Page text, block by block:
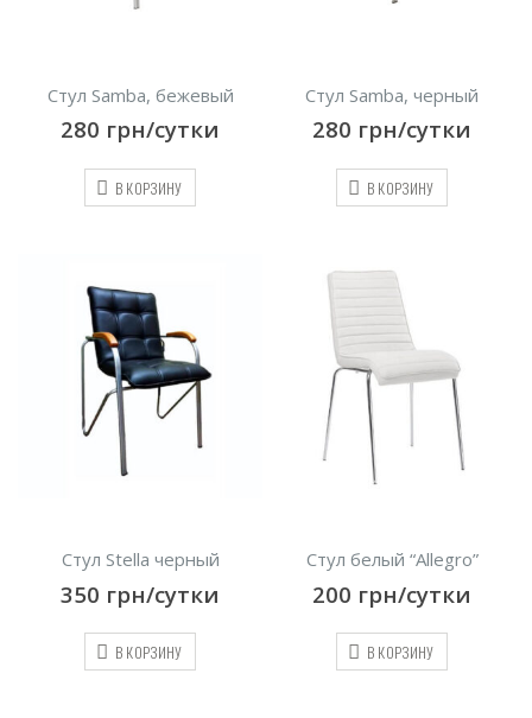
Стул Samba, бежевый
280 грн/сутки
В КОРЗИНУ
Стул Samba, черный
280 грн/сутки
В КОРЗИНУ
Стул Stella черный
350 грн/сутки
В КОРЗИНУ
Стул белый “Allegro”
200 грн/сутки
В КОРЗИНУ